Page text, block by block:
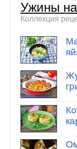
Ужины
Коллекция